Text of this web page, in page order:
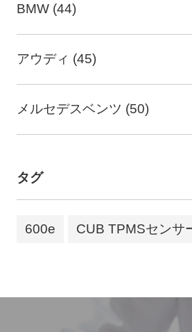
BMW (44)
アウディ (45)
メルセデスベンツ (50)
タグ
600e CUB TPMSセンサ